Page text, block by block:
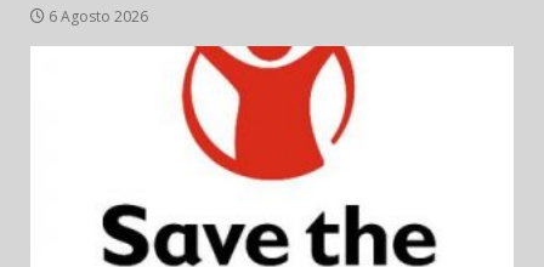
6 Agosto 2026